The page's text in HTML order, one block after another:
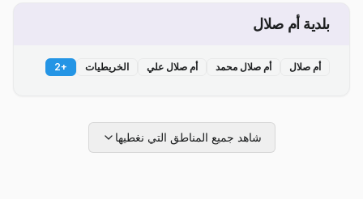
بلدية أم صلال
أم صلال أم صلال محمد أم صلال علي الخريطيات +
2
شاهد جميع المناطق التي نغطيها